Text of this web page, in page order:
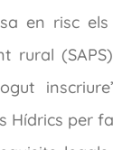
en risc els
rural
Hídrics per